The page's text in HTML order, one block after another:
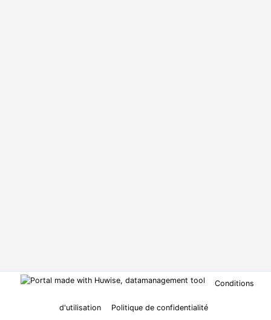
Conditions
d'utilisation Politique de confidentialité